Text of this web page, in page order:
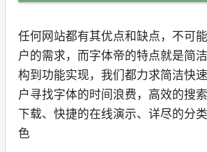
任何网站都有其优点和缺点，不可
户的需求，而字体帝的特点就是简
构到功能实现，我们都力求简洁快
户寻找字体的时间浪费，高效的搜
下载、快捷的在线演示、详尽的分
色